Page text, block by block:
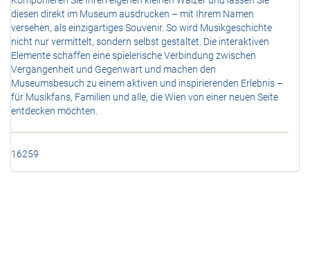
diesen direkt im Museum ausdrucken – mit Ihrem Namen
versehen, als einzigartiges Souvenir. So wird Musikgeschichte
nicht nur vermittelt, sondern selbst gestaltet. Die interaktiven
Elemente schaffen eine spielerische Verbindung zwischen
Vergangenheit und Gegenwart und machen den
Museumsbesuch zu einem aktiven und inspirierenden Erlebnis –
für Musikfans, Familien und alle, die Wien von einer neuen Seite
entdecken möchten.
16259